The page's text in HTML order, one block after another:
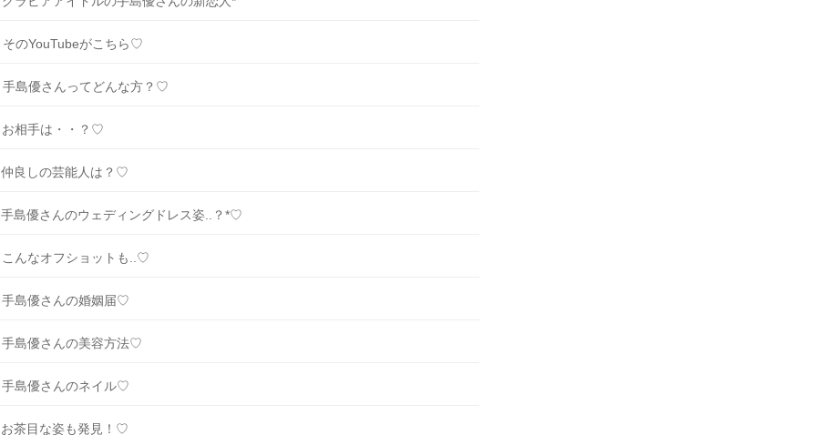
そのYouTubeがこちら♡
手島優さんってどんな方？♡
お相手は・・？♡
仲良しの芸能人は？♡
手島優さんのウェディングドレス姿..？*♡
こんなオフショットも..♡
手島優さんの婚姻届♡
手島優さんの美容方法♡
手島優さんのネイル♡
お茶目な姿も発見！♡